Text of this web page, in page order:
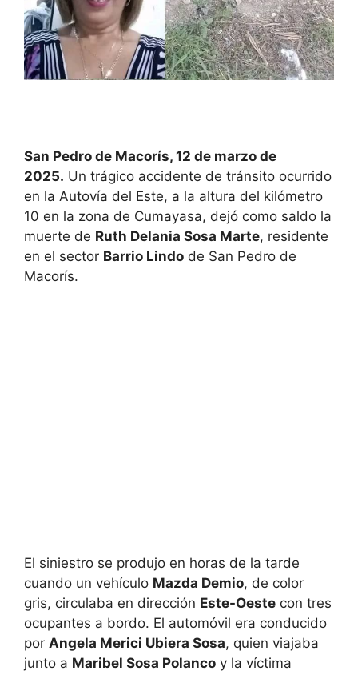
San Pedro de Macorís, 12 de marzo de
2025. Un trágico accidente de tránsito ocurrido
en la Autovía del Este, a la altura del kilómetro
10 en la zona de Cumayasa, dejó como saldo la
muerte de Ruth Delania Sosa Marte, residente
en el sector Barrio Lindo de San Pedro de
Macorís.
El siniestro se produjo en horas de la tarde
cuando un vehículo Mazda Demio, de color
gris, circulaba en dirección Este-Oeste con tres
ocupantes a bordo. El automóvil era conducido
por Angela Merici Ubiera Sosa, quien viajaba
junto a Maribel Sosa Polanco y la víctima